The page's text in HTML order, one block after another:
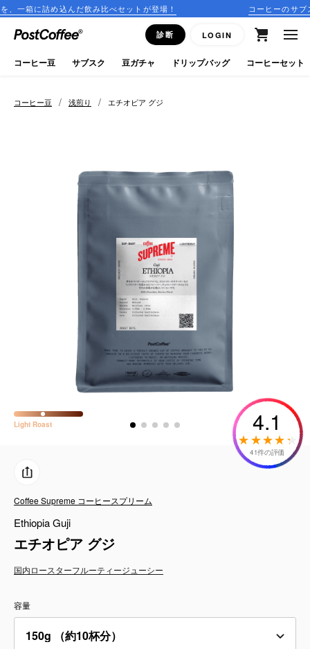
み比べセットが登場！ コーヒーのサブスクリプションはこ
診断 LOGIN
close
ログイン
新規会員登録
keyboard_arrow_right
ドリップバッグ
ミルク・フード類
CFFBNS
ギフトセット
リキッド
特集
卸販売
コーヒーのサブスク
コーヒー豆 / 浅煎り / エチオピア グジ
Light Roast 4.1
41件の評価
Coffee Supreme コーヒースプリーム
Ethiopia Guji
エチオピア グジ
国内ロースターフルーティージューシー
容量
コーヒー豆 サブスク 豆ガチャ ドリップバッグ コーヒーセット